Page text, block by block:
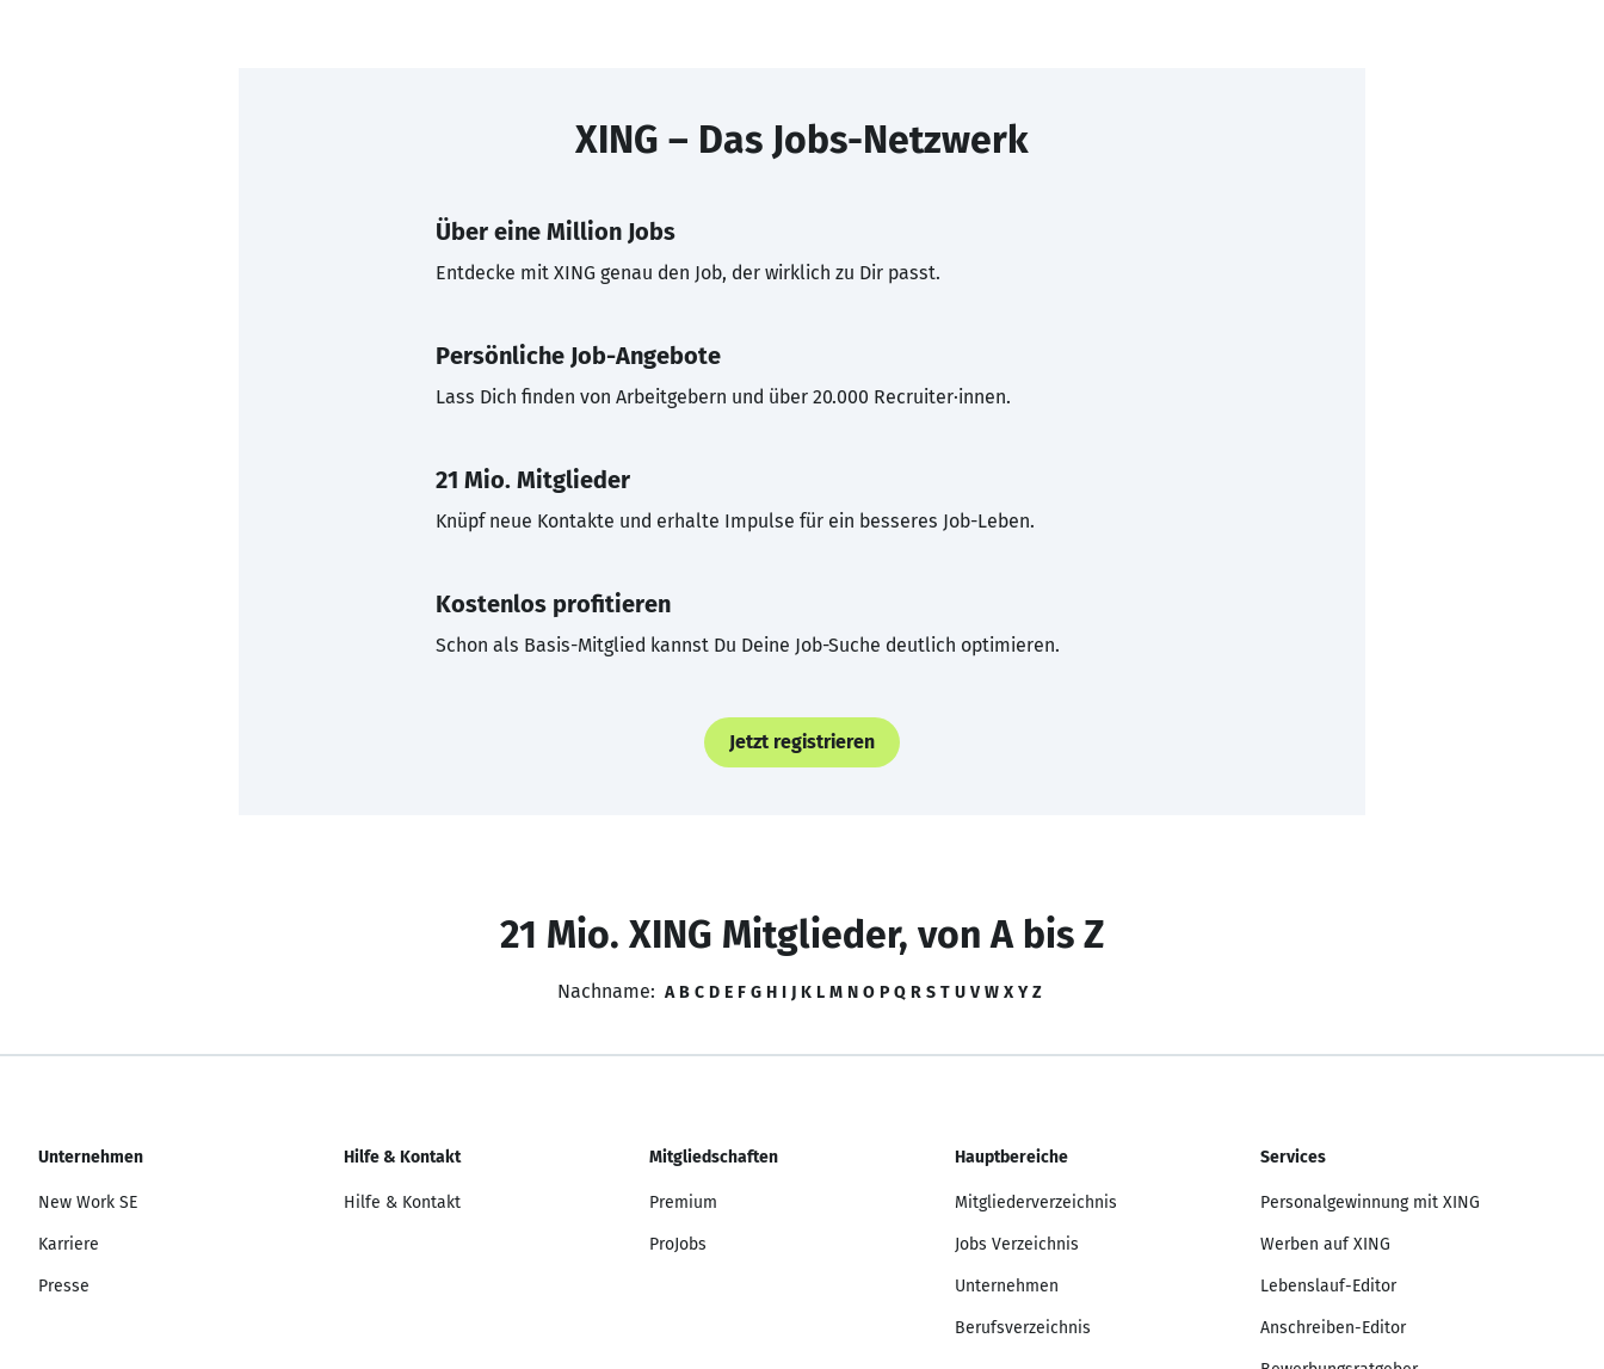
XING – Das Jobs-Netzwerk
Über eine Million Jobs
Entdecke mit XING genau den Job, der wirklich zu Dir passt.
Persönliche Job-Angebote
Lass Dich finden von Arbeitgebern und über 20.000 Recruiter·innen.
21 Mio. Mitglieder
Knüpf neue Kontakte und erhalte Impulse für ein besseres Job-Leben.
Kostenlos profitieren
Schon als Basis-Mitglied kannst Du Deine Job-Suche deutlich optimieren.
Jetzt registrieren
21 Mio. XING Mitglieder, von A bis Z
Nachname: A B C D E F G H I J K L M N O P Q R S T U V W X Y Z
Unternehmen
New Work SE
Karriere
Presse
Hilfe & Kontakt
Hilfe & Kontakt
Mitgliedschaften
Premium
ProJobs
Hauptbereiche
Mitgliederverzeichnis
Jobs Verzeichnis
Unternehmen
Berufsverzeichnis
Services
Personalgewinnung mit XING
Werben auf XING
Lebenslauf-Editor
Anschreiben-Editor